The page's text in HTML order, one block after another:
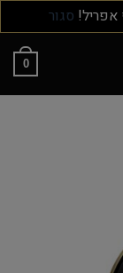
סגור
0